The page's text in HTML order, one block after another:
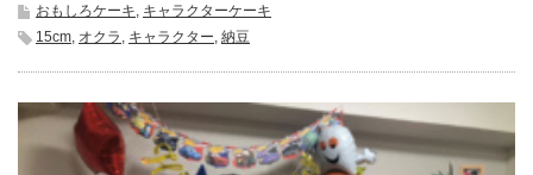
おもしろケーキ, キャラクターケーキ
15cm, オクラ , キャラクター, 納豆